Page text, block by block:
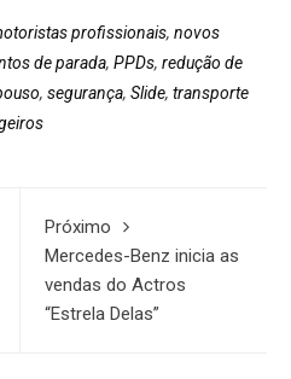
profissionais, novos
de parada, PPDs, redução de
, segurança, Slide, transporte
Próximo
Mercedes-Benz inicia as
vendas do Actros
“Estrela Delas”